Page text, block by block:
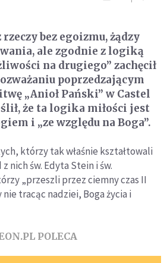
bez egoizmu, żądzy
ale zgodnie z logiką
na drugiego” zachęcił
poprzedzającym
„Anioł Pański” w Castel
że ta logika miłości jest
i „ze względu na Boga”.
którzy tak właśnie kształtowali
nich św. Edyta Stein i św.
„przeszli przez ciemny czas II
tracąc nadziei, Boga życia i
POLECA